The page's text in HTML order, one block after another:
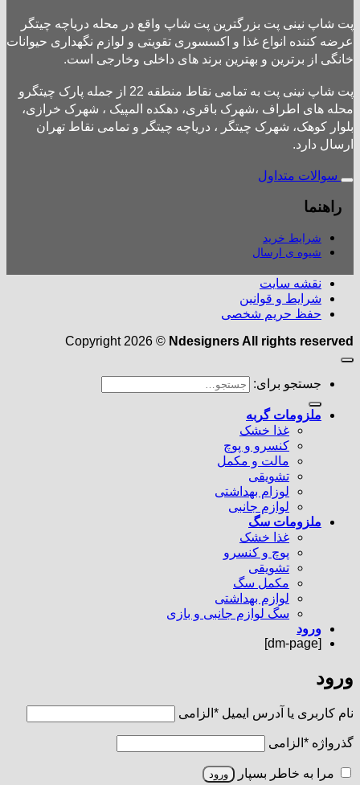
پت شاپ نینی پت بزرگترین پت شاپ واقع در محله دریاچه چیتگر
عرضه کننده انواع غذا و اکسسوری تقویتی و لوازم نگهداری حیوانات
خانگی از برترین و بهترین برند های داخلی وخارجی است.
پت شاپ نینی پت به تمامی نقاط منطقه 22 از جمله پارک چیتگرو
محله های اطراف ،شهرک باقری، دهکده المپیک ، شهرک خرازی،
بلوار کوهک، شهرک چیتگر ، دریاچه چیتگر و تمامی نقاط تهران
ارسال دارد.
سوالات متداول
راهنما
شرایط خرید
شیوه ی ارسال
نقشه سایت
شرایط و قوانین
حفظ حریم شخصی
Copyright 2026 © Ndesigners All rights reserved
جستجو برای:
ملزومات گربه
غذا خشک
کنسرو و پوچ
مالت و مکمل
تشویقی
لوزام بهداشتی
لوازم جانبی
ملزومات سگ
غذا خشک
پوچ و کنسرو
تشویقی
مکمل سگ
لوازم بهداشتی
سگ لوازم جانبی و بازی
ورود
[dm-page]
ورود
نام کاربری یا آدرس ایمیل * الزامی
گذرواژه * الزامی
مرا به خاطر بسپار ورود